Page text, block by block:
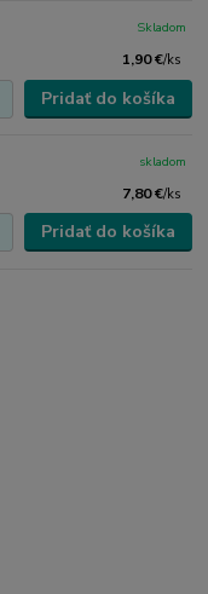
1,90 €/ks
Skladom
Pridať do košíka
7,80 €/ks
skladom
Pridať do košíka